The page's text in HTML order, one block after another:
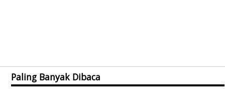
Paling Banyak Dibaca